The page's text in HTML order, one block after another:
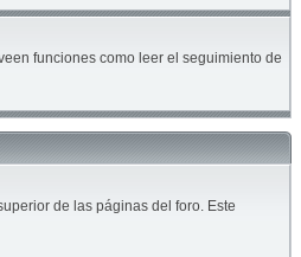
funciones como leer el seguimiento de
de las páginas del foro. Este